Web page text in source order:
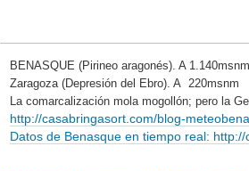
BENASQUE (Pirineo aragonés). A 1.140msnm
Zaragoza (Depresión del Ebro). A 220msnm
La comarcalización mola mogollón; pero la
http://casabringasort.com/blog-
Datos de Benasque en tiempo real: